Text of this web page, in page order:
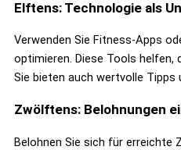
Elftens: Technologie als
Verwenden Sie Fitness-Apps
optimieren. Diese Tools helfen,
Sie bieten auch wertvolle Tipps
Zwölftens: Belohnungen
Belohnen Sie sich für erreichte